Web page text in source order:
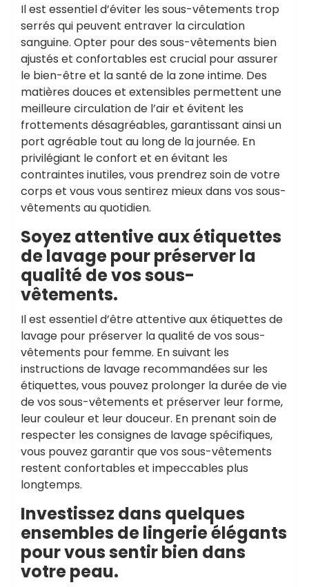
Il est essentiel d’éviter les sous-vêtements trop
serrés qui peuvent entraver la circulation
sanguine. Opter pour des sous-vêtements bien
ajustés et confortables est crucial pour assurer
le bien-être et la santé de la zone intime. Des
matières douces et extensibles permettent une
meilleure circulation de l’air et évitent les
frottements désagréables, garantissant ainsi un
port agréable tout au long de la journée. En
privilégiant le confort et en évitant les
contraintes inutiles, vous prendrez soin de votre
corps et vous vous sentirez mieux dans vos sous-
vêtements au quotidien.
Soyez attentive aux étiquettes
de lavage pour préserver la
qualité de vos sous-
vêtements.
Il est essentiel d’être attentive aux étiquettes de
lavage pour préserver la qualité de vos sous-
vêtements pour femme. En suivant les
instructions de lavage recommandées sur les
étiquettes, vous pouvez prolonger la durée de vie
de vos sous-vêtements et préserver leur forme,
leur couleur et leur douceur. En prenant soin de
respecter les consignes de lavage spécifiques,
vous pouvez garantir que vos sous-vêtements
restent confortables et impeccables plus
longtemps.
Investissez dans quelques
ensembles de lingerie élégants
pour vous sentir bien dans
votre peau.